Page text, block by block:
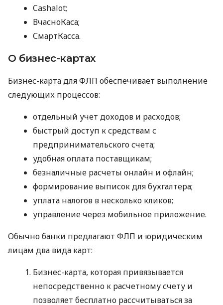
Cashalot;
ВчасноКаса;
СмартКасса.
О бизнес-картах
Бизнес-карта для ФЛП обеспечивает выполнение
следующих процессов:
отдельный учет доходов и расходов;
быстрый доступ к средствам с
предпринимательского счета;
удобная оплата поставщикам;
безналичные расчеты онлайн и офлайн;
формирование выписок для бухгалтера;
уплата налогов в несколько кликов;
управление через мобильное приложение.
Обычно банки предлагают ФЛП и юридическим
лицам два вида карт:
Бизнес-карта, которая привязывается
непосредственно к расчетному счету и
позволяет бесплатно рассчитываться за